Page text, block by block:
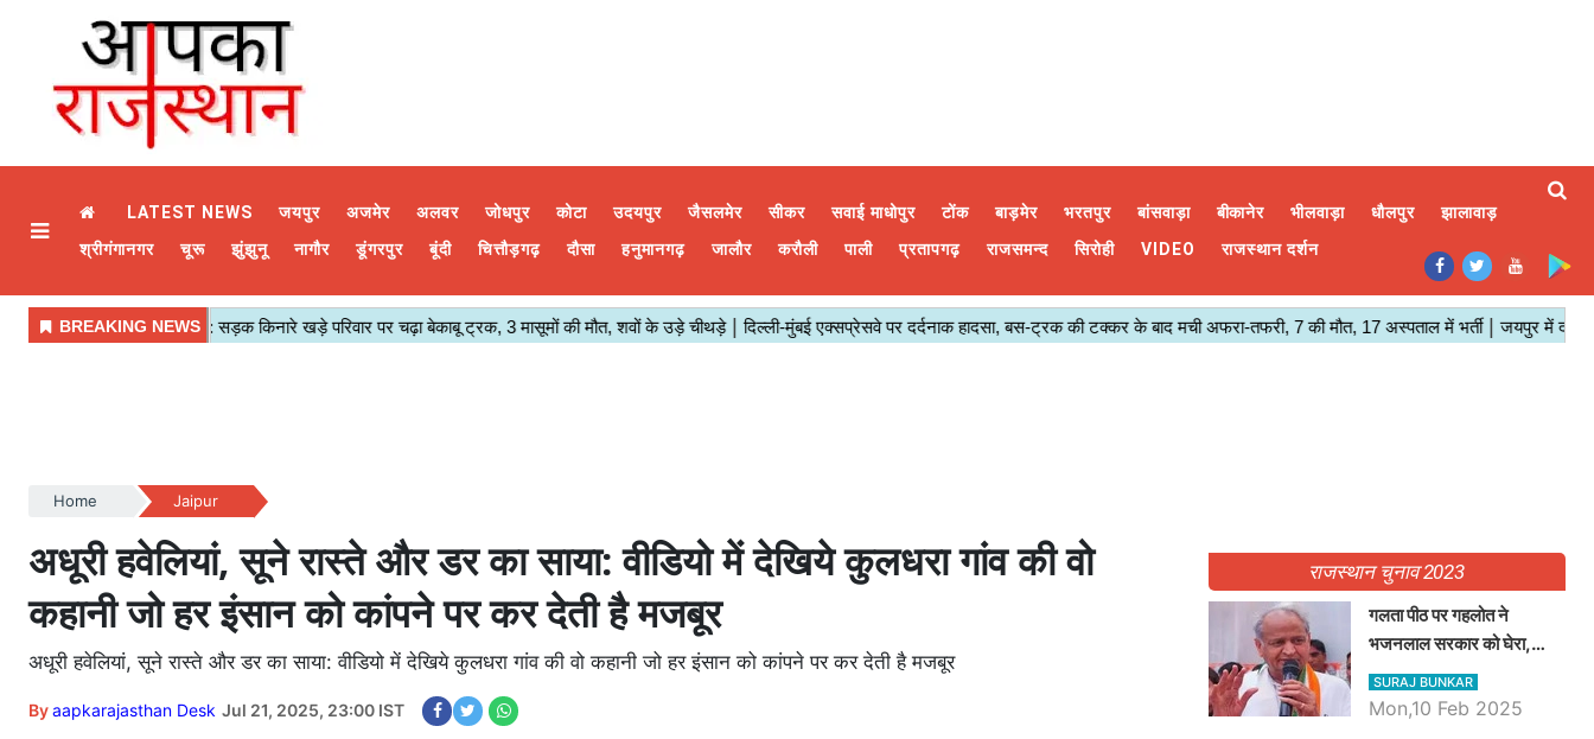
LATEST NEWS जयपुर अजमेर अलवर जोधपुर कोटा उदयपुर जैसलमेर सीकर सवाई माधोपुर टोंक बाड़मेर भरतपुर बांसवाड़ा बीकानेर भीलवाड़ा धौलपुर
झालावाड़
श्रीगंगानगर
चूरू झुंझुनू नागौर डूंगरपुर बूंदी चित्तौड़गढ़ दौसा हनुमानगढ़ जालौर करौली पाली प्रतापगढ़ राजसमन्द सिरोही VIDEO राजस्थान दर्शन
Home Jaipur
अधूरी हवेलियां, सूने रास्ते और डर का साया: वीडियो में देखिये कुलधरा गांव की वो
कहानी जो हर इंसान को कांपने पर कर देती है मजबूर
अधूरी हवेलियां, सूने रास्ते और डर का साया: वीडियो में देखिये कुलधरा गांव की वो कहानी जो हर इंसान को कांपने पर कर देती है मजबूर
Byaapkarajasthan Desk Jul 21, 2025, 23:00 IST
राजस्थान चुनाव 2023
गलता पीठ पर गहलोत ने
भजनलाल सरकार को घेरा,
Video में देखें अब तक बड़ी
खबरें
SURAJ BUNKAR
Mon,10 Feb 2025